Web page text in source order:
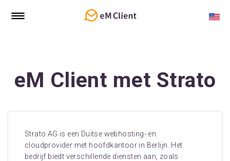
eM Client met Strato
Strato AG is een Duitse webhosting- en
cloudprovider met hoofdkantoor in Berlijn. Het
bedrijf biedt verschillende diensten aan, zoals